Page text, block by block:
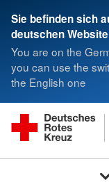
Sie befinden sich
deutschen Website
You are on the
you can use the
the English one